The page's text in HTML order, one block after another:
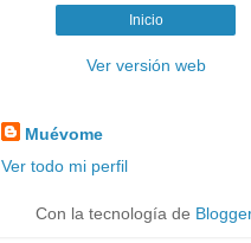
Inicio
Ver versión web
Muévome
Ver todo mi perfil
Con la tecnología de Blogger